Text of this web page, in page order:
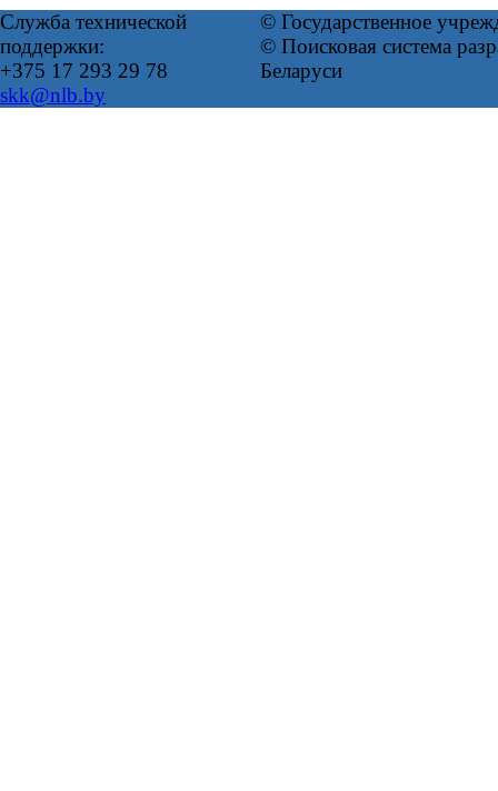
Служба технической
поддержки:
+375 17 293 29 78
skk@nlb.by
© Государственное
© Поисковая система
Беларуси